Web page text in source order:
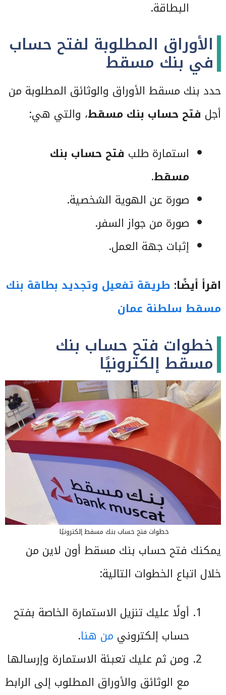
البطاقة.
الأوراق المطلوبة لفتح حساب
في بنك مسقط
حدد بنك مسقط الأوراق والوثائق المطلوبة من
أجل فتح حساب بنك مسقط، والتي هي:
استمارة طلب فتح حساب بنك
مسقط.
صورة عن الهوية الشخصية.
صورة من جواز السفر.
إثبات جهة العمل.
اقرأ أيضًا: طريقة تفعيل وتجديد بطاقة بنك
مسقط سلطنة عمان
خطوات فتح حساب بنك
مسقط إلكترونيًا
خطوات فتح حساب بنك مسقط إلكترونيًا
يمكنك فتح حساب بنك مسقط أون لاين من
خلال اتباع الخطوات التالية:
أولًا عليك تنزيل الاستمارة الخاصة بفتح
حساب إلكتروني من هنا.
ومن ثم عليك تعبئة الاستمارة وإرسالها
مع الوثائق والأوراق المطلوب إلى الرابط